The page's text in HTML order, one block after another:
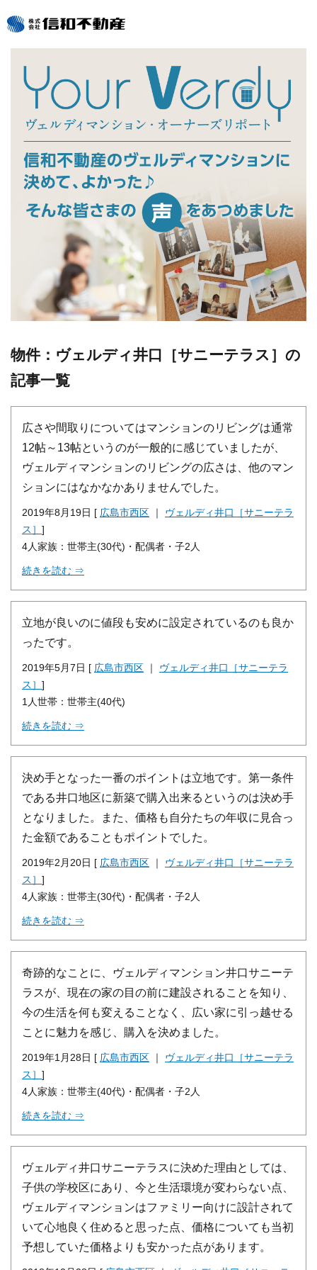
物件：ヴェルディ井口［サニーテラス］の
記事一覧
広さや間取りについてはマンションのリビングは通常
12帖～13帖というのが一般的に感じていましたが、
ヴェルディマンションのリビングの広さは、他のマン
ションにはなかなかありませんでした。
2019年8月19日 [ 広島市西区 ｜ ヴェルディ井口［サニーテラ
ス］ ]
4人家族：世帯主(30代)・配偶者・子2人
続きを読む ⇒
立地が良いのに値段も安めに設定されているのも良か
ったです。
2019年5月7日 [ 広島市西区 ｜ ヴェルディ井口［サニーテラ
ス］ ]
1人世帯：世帯主(40代)
続きを読む ⇒
決め手となった一番のポイントは立地です。第一条件
である井口地区に新築で購入出来るというのは決め手
となりました。また、価格も自分たちの年収に見合っ
た金額であることもポイントでした。
2019年2月20日 [ 広島市西区 ｜ ヴェルディ井口［サニーテラ
ス］ ]
4人家族：世帯主(30代)・配偶者・子2人
続きを読む ⇒
奇跡的なことに、ヴェルディマンション井口サニーテ
ラスが、現在の家の目の前に建設されることを知り、
今の生活を何も変えることなく、広い家に引っ越せる
ことに魅力を感じ、購入を決めました。
2019年1月28日 [ 広島市西区 ｜ ヴェルディ井口［サニーテラ
ス］ ]
4人家族：世帯主(40代)・配偶者・子2人
続きを読む ⇒
ヴェルディ井口サニーテラスに決めた理由としては、
子供の学校区にあり、今と生活環境が変わらない点、
ヴェルディマンションはファミリー向けに設計されて
いて心地良く住めると思った点、価格についても当初
予想していた価格よりも安かった点があります。